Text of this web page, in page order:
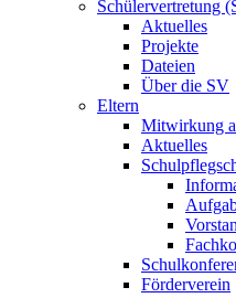
Schülervertretung
Aktuelles
Projekte
Dateien
Über die SV
Eltern
Mitwirkung
Aktuelles
Förderverein